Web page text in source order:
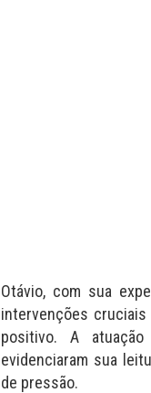
Otávio, com sua
intervenções cruciais
positivo. A
evidenciaram sua
de pressão.